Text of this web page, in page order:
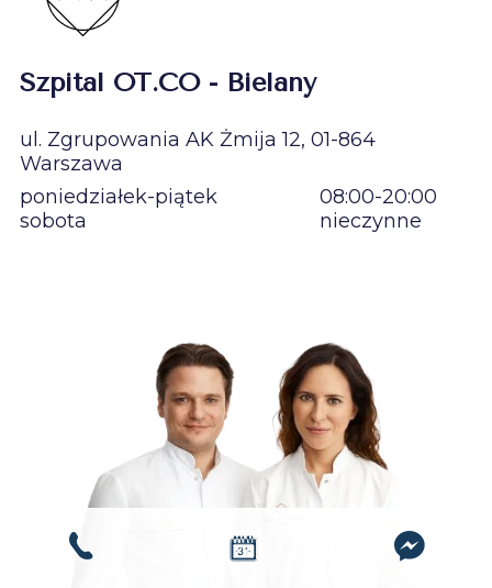
Szpital OT.CO - Bielany
ul. Zgrupowania AK Żmija 12, 01-864
Warszawa
poniedziałek-piątek
08:00-20:00
sobota
nieczynne